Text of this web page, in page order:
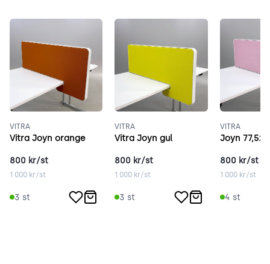
VITRA
Vitra Joyn orange
800 kr/st
1 000 kr/st
3 st
VITRA
Vitra Joyn gul
800 kr/st
1 000 kr/st
3 st
VITRA
Joyn
800 kr/st
1 000kr/st
4 st